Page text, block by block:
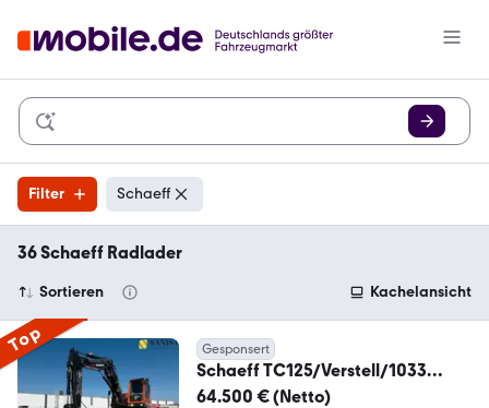
Filter Schaeff
36 Schaeff Radlader
Sortieren Kachelansicht
Top Gesponsert
Schaeff TC125/Verstell/1033
Std/Power-Tilt Rotator
64.500 € (Netto)